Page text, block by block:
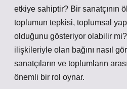
etkiye sahiptir? Bir sanatçının
toplumun tepkisi, toplumsal
olduğunu gösteriyor olabilir
ilişkileriyle olan bağını nasıl
sanatçıların ve toplumların
önemli bir rol oynar.